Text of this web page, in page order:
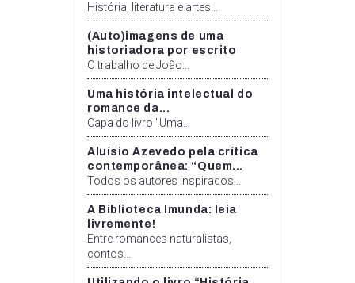
História, literatura e artes...
(Auto)imagens de uma
historiadora por escrito
O trabalho de João...
Uma história intelectual do
romance da...
Capa do livro "Uma...
Aluísio Azevedo pela crítica
contemporânea: “Quem...
Todos os autores inspirados...
A Biblioteca Imunda: leia
livremente!
Entre romances naturalistas,
contos...